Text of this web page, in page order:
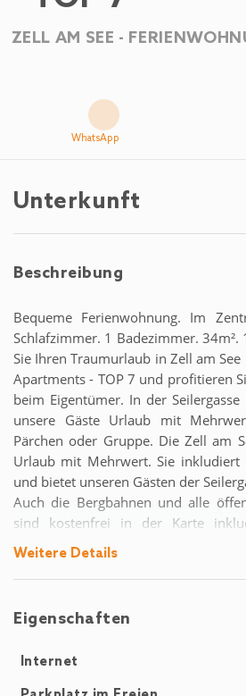
ZELL AM SEE -
WhatsApp
Unterkunft
Beschreibung
Bequeme Ferienwohnung. Im
Schlafzimmer. 1 Badezimmer. 34m².
Sie Ihren Traumurlaub in Zell am
Apartments - TOP 7 und profitieren
beim Eigentümer. In der
unsere Gäste Urlaub mit
Pärchen oder Gruppe. Die Zell am
Urlaub mit Mehrwert. Sie
und bietet unseren Gästen der
Auch die Bergbahnen und alle
sind kostenfrei in der Karte
befindet sich ein großes
mit einem Hochbett für zwei weitere
Die Küche befindet sich in einem
haben wir eine Küche mit Kühl/
und einen Wasserkocher
auch einen Ski/Radkeller, sowie
Weitere Details
Eigenschaften
Internet